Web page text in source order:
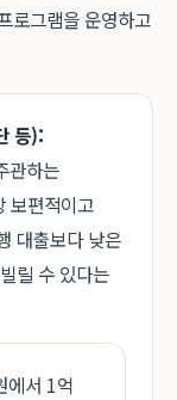
로그램을 운영하고
등):
관하는
보편적이고
대출보다 낮은
릴 수 있다는
에서 1억